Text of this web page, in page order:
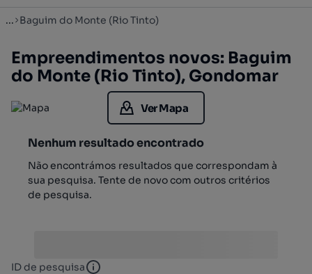
... Baguim do Monte (Rio Tinto)
Empreendimentos novos: Baguim
do Monte (Rio Tinto), Gondomar
Ver Mapa
Nenhum resultado encontrado
Não encontrámos resultados que correspondam à
sua pesquisa. Tente de novo com outros critérios
de pesquisa.
ID de pesquisa ID de pesquisa